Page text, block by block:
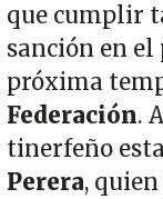
que cumplir
sanción en
próxima
Federación.
tinerfeño
Perera,